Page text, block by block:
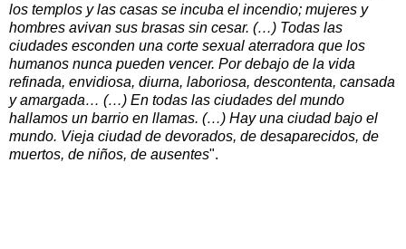
los templos y las casas se incuba el incendio; mujeres y
hombres avivan sus brasas sin cesar. (…) Todas las
ciudades esconden una corte sexual aterradora que los
humanos nunca pueden vencer. Por debajo de la vida
refinada, envidiosa, diurna, laboriosa, descontenta, cansada
y amargada… (…) En todas las ciudades del mundo
hallamos un barrio en llamas. (…) Hay una ciudad bajo el
mundo. Vieja ciudad de devorados, de desaparecidos, de
muertos, de niños, de ausentes".